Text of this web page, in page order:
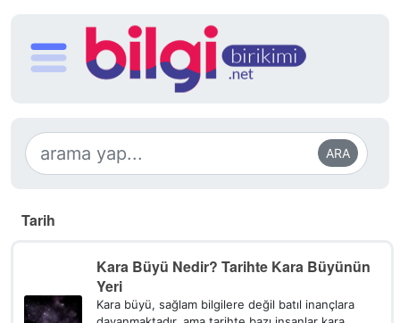
ARA
Tarih
Kara Büyü Nedir? Tarihte Kara Büyünün
Yeri
Kara büyü, sağlam bilgilere değil batıl inançlara